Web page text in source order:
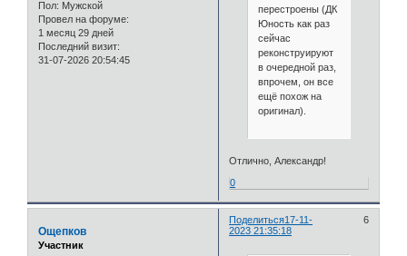
Пол: Мужской
Провел на форуме:
1 месяц 29 дней
Последний визит:
31-07-2026 20:54:45
перестроены (ДК
Юность как раз
сейчас
реконструируют
в очередной раз,
впрочем, он все
ещё похож на
оригинал).
Отлично, Александр!
0
Поделиться 6
17-11-
2023 21:35:18
Ощепков
Участник